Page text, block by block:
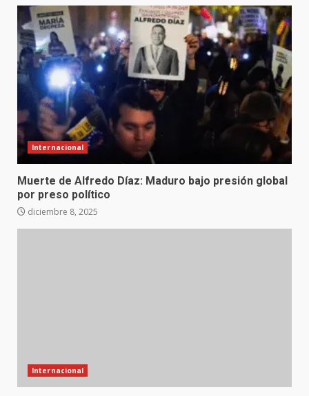
Internacional
Muerte de Alfredo Díaz: Maduro bajo presión global
por preso político
diciembre 8, 2025
Internacional